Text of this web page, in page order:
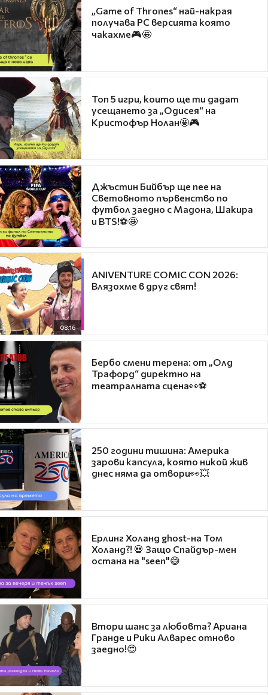
„Game of Thrones“ най-накрая
получава PC версията която
чакахме🎮🤩
Топ 5 игри, които ще ти дадат
усещането за „Одисея“ на
Кристофър Нолан🤩🎮
Джъстин Бийбър ще пее на
Световното първенство по
футбол заедно с Мадона, Шакира
и BTS!⚽🤩
08:16
ANIVENTURE COMIC CON 2026:
Влязохме в друг свят!
Бербо смени терена: от „Олд
Трафорд“ директно на
театралната сцена👀⚽
250 години тишина: Америка
зарови капсула, която никой жив
днес няма да отвори👀💥
Ерлинг Холанд ghost-на Том
Холанд?! 💀 Защо Спайдър-мен
остана на "seen"😅
Втори шанс за любовта? Ариана
Гранде и Рики Алварес отново
заедно!😍